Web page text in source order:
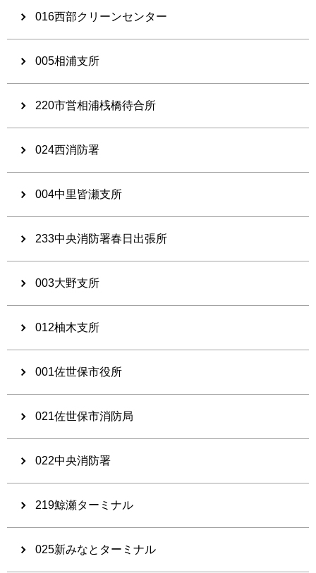
016西部クリーンセンター
005相浦支所
220市営相浦桟橋待合所
024西消防署
004中里皆瀬支所
233中央消防署春日出張所
003大野支所
012柚木支所
001佐世保市役所
021佐世保市消防局
022中央消防署
219鯨瀬ターミナル
025新みなとターミナル